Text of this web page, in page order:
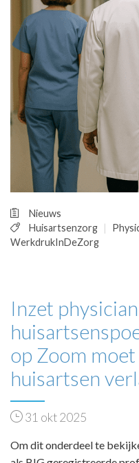
TARIEVEN
MEDISCHE
INLOGGEN
Nieuws
Huisartsenzorg
WerkdrukInDeZorg
Inzet
op Zoom
huisartsen
31 okt 2025
Om dit onderdeel te